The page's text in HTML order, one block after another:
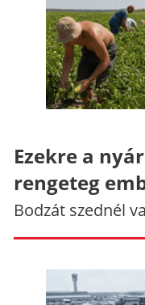
Ezekre a
rengeteg
Bodzát szednél